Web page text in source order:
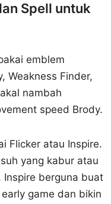
Spell untuk
emblem
Weakness Finder,
nambah
speed Brody.
Flicker atau Inspire.
yang kabur atau
berguna buat
game dan bikin